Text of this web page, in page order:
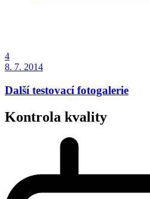
4
8. 7. 2014
Další testovací fotogalerie
Kontrola kvality